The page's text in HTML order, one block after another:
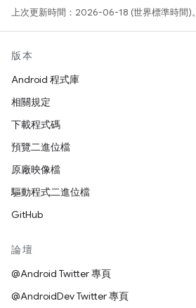
上次更新時間：2026-06-18 (世界標準時間)。
版本
Android 程式庫
相關規定
下載程式碼
預覽二進位檔
原廠映像檔
驅動程式二進位檔
GitHub
論壇
@Android Twitter 專頁
@AndroidDev Twitter 專頁